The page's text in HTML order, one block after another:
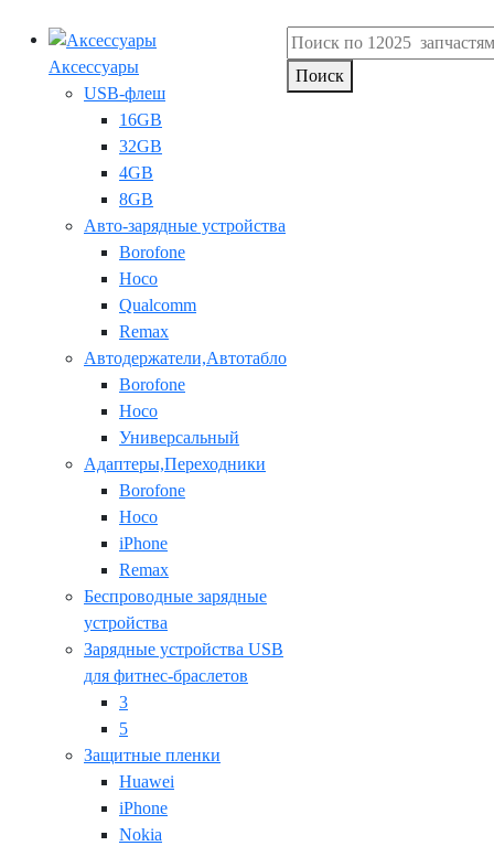
Аксессуары
USB-флеш
16GB
32GB
4GB
8GB
Авто-зарядные устройства
Borofone
Hoco
Qualcomm
Remax
Автодержатели,Автотабло
Borofone
Hoco
Универсальный
Адаптеры,Переходники
Borofone
Hoco
iPhone
Remax
Беспроводные зарядные
устройства
Зарядные устройства USB
для фитнес-браслетов
3
5
Защитные пленки
Huawei
iPhone
Nokia
Поиск